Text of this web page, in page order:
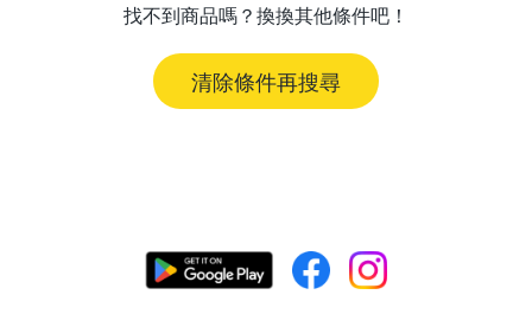
找不到商品嗎？換換其他條件吧！
清除條件再搜尋